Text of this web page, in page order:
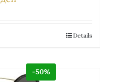
Details
-50%